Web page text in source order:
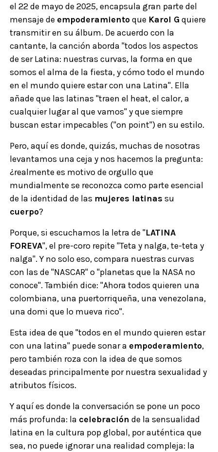
el 22 de mayo de 2025, encapsula gran parte del
mensaje de empoderamientoque Karol G quiere
transmitir en su álbum. De acuerdo con la
cantante, la canción aborda "todos los aspectos
de ser Latina: nuestras curvas, la forma en que
somos el alma de la fiesta, y cómo todo el mundo
en el mundo quiere estar con una Latina". Ella
añade que las latinas "traen el heat, el calor, a
cualquier lugar al que vamos" y que siempre
buscan estar impecables ("on point") en su estilo.
Pero, aquí es donde, quizás, muchas de nosotras
levantamos una ceja y nos hacemos la pregunta:
¿realmente es motivo de orgullo que
mundialmente se reconozca como parte esencial
de la identidad de las mujeres latinas su
cuerpo?
Porque, si escuchamos la letra de "LATINA
FOREVA", el pre-coro repite "Teta y nalga, te-teta y
nalga". Y no solo eso, compara nuestras curvas
con las de "NASCAR" o "planetas que la NASA no
conoce". También dice: "Ahora todos quieren una
colombiana, una puertorriqueña, una venezolana,
una domi que lo mueva rico".
Esta idea de que "todos en el mundo quieren estar
con una latina" puede sonar a empoderamiento,
pero también roza con la idea de que somos
deseadas principalmente por nuestra sexualidad y
atributos físicos.
Y aquí es donde la conversación se pone un poco
más profunda: la celebración de la sensualidad
latina en la cultura pop global, por auténtica que
sea, no puede ignorar una realidad compleja: la